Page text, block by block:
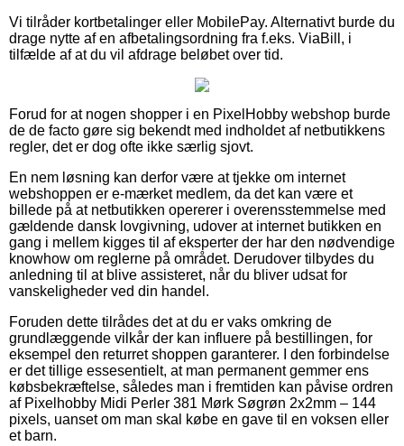
Vi tilråder kortbetalinger eller MobilePay. Alternativt burde du
drage nytte af en afbetalingsordning fra f.eks. ViaBill, i
tilfælde af at du vil afdrage beløbet over tid.
Forud for at nogen shopper i en PixelHobby webshop burde
de de facto gøre sig bekendt med indholdet af netbutikkens
regler, det er dog ofte ikke særlig sjovt.
En nem løsning kan derfor være at tjekke om internet
webshoppen er e-mærket medlem, da det kan være et
billede på at netbutikken opererer i overensstemmelse med
gældende dansk lovgivning, udover at internet butikken en
gang i mellem kigges til af eksperter der har den nødvendige
knowhow om reglerne på området. Derudover tilbydes du
anledning til at blive assisteret, når du bliver udsat for
vanskeligheder ved din handel.
Foruden dette tilrådes det at du er vaks omkring de
grundlæggende vilkår der kan influere på bestillingen, for
eksempel den returret shoppen garanterer. I den forbindelse
er det tillige essesentielt, at man permanent gemmer ens
købsbekræftelse, således man i fremtiden kan påvise ordren
af Pixelhobby Midi Perler 381 Mørk Søgrøn 2x2mm – 144
pixels, uanset om man skal købe en gave til en voksen eller
et barn.